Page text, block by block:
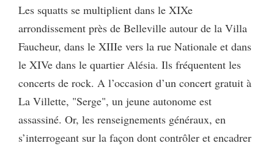
Les squatts se multiplient dans le XIXe
arrondissement près de Belleville autour de la Villa
Faucheur, dans le XIIIe vers la rue Nationale et dans
le XIVe dans le quartier Alésia. Ils fréquentent les
concerts de rock. A l’occasion d’un concert gratuit à
La Villette, "Serge", un jeune autonome est
assassiné. Or, les renseignements généraux, en
s’interrogeant sur la façon dont contrôler et encadrer